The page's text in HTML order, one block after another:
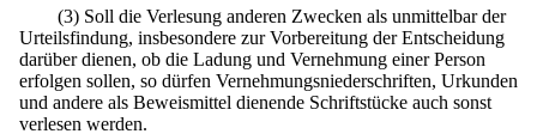
(3) Soll die Verlesung anderen Zwecken als unmittelbar der
Urteilsfindung, insbesondere zur Vorbereitung der Entscheidung
darüber dienen, ob die Ladung und Vernehmung einer Person
erfolgen sollen, so dürfen Vernehmungsniederschriften, Urkunden
und andere als Beweismittel dienende Schriftstücke auch sonst
verlesen werden.